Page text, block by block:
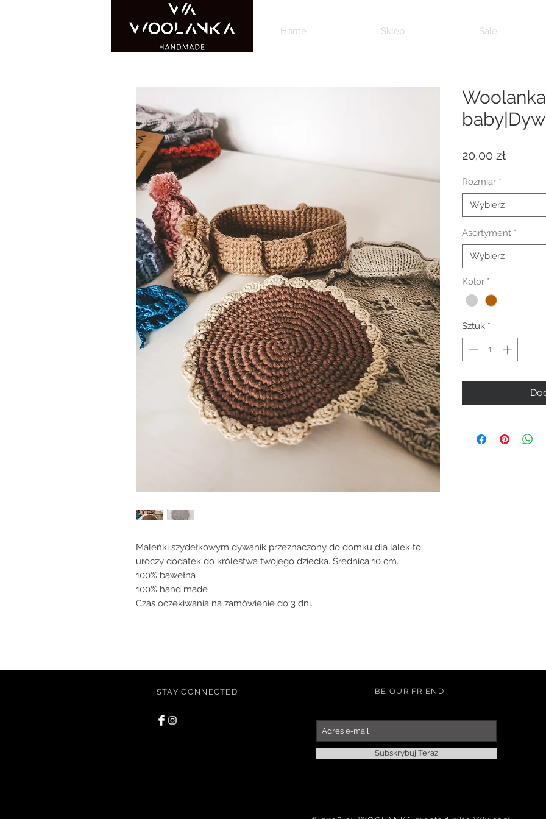
Home Sklep Sale
WOOLANKA
Maleńki szydełkowym dywanik przeznaczony do domku dla lalek to
uroczy dodatek do królestwa twojego dziecka. Średnica 10 cm.
100% bawełna
100% hand made
20,00 złCena
Rozmiar *
Wybierz
Asortyment *
Wybierz
Kolor *
Sztuk *
STAY CONNECTED BE OUR FRIEND
Subskrybuj Teraz